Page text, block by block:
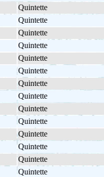
Quintette
Quintette
Quintette
Quintette
Quintette
Quintette
Quintette
Quintette
Quintette
Quintette
Quintette
Quintette
Quintette
Quintette